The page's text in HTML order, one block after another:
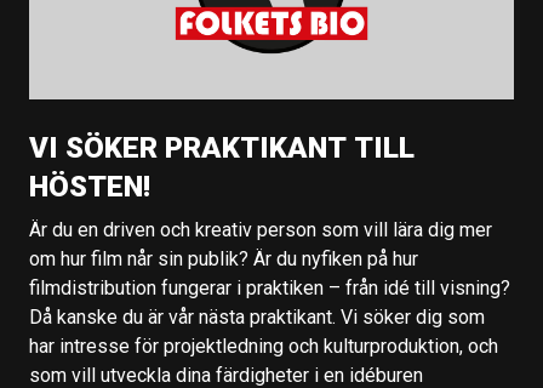
VI SÖKER PRAKTIKANT TILL
HÖSTEN!
Är du en driven och kreativ person som vill lära dig mer
om hur film når sin publik? Är du nyfiken på hur
filmdistribution fungerar i praktiken – från idé till visning?
Då kanske du är vår nästa praktikant. Vi söker dig som
har intresse för projektledning och kulturproduktion, och
som vill utveckla dina färdigheter i en idéburen